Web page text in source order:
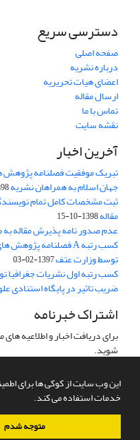
این وب سایت از کوکی ها برای
خدمات استفاده می کند.
متوجه شدم
دسترسی سریع
صفحه اصلی
درباره نشریه
اعضای هیات تحریریه
ارسال مقاله
تماس با ما
نقشه سایت
آخرین اخبار
تبریک موفقیت فصلنامه پژوهش
جهان اسلام به همراهان نشریه15
ثبت مشخصات کامل تمام
مقاله1398-10-15
عدم صدور نامه پذیرش مقاله
توسط وزارت عتف1397-02-03
کسب رتبه اول نشریات جغرافیا
ضریب تاثیر در پایگاه استنادی
اشتراک خبرنامه
برای دریافت اخبار و اطلاعیه
شوید.